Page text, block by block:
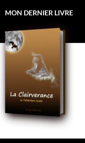
MON DERNIER LIVRE